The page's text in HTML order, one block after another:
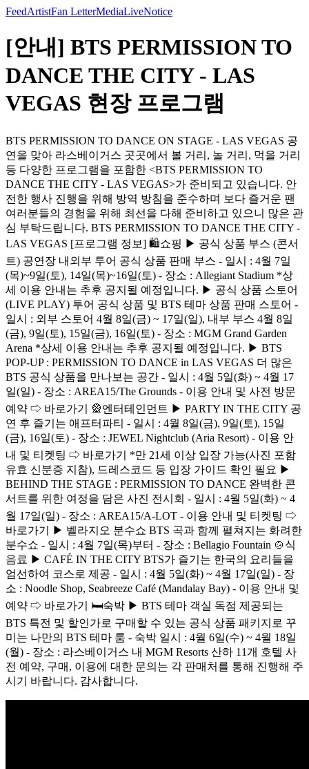
FeedArtistFan LetterMediaLiveNotice
[안내] BTS PERMISSION TO
DANCE THE CITY - LAS
VEGAS 현장 프로그램
BTS PERMISSION TO DANCE ON STAGE - LAS VEGAS 공
연을 맞아 라스베이거스 곳곳에서 볼 거리, 놀 거리, 먹을 거리
등 다양한 프로그램을 포함한 <BTS PERMISSION TO
DANCE THE CITY - LAS VEGAS>가 준비되고 있습니다. 안
전한 행사 진행을 위해 방역 방침을 준수하며 보다 즐거운 팬
여러분들의 경험을 위해 최선을 다해 준비하고 있으니 많은 관
심 부탁드립니다. BTS PERMISSION TO DANCE THE CITY -
LAS VEGAS [프로그램 정보] 🛍쇼핑 ▶ 공식 상품 부스 (콘서
트) 공연장 내외부 투어 공식 상품 판매 부스 - 일시 : 4월 7일
(목)~9일(토), 14일(목)~16일(토) - 장소 : Allegiant Stadium *상
세 이용 안내는 추후 공지될 예정입니다. ▶ 공식 상품 스토어
(LIVE PLAY) 투어 공식 상품 및 BTS 테마 상품 판매 스토어 -
일시 : 외부 스토어 4월 8일(금) ~ 17일(일), 내부 부스 4월 8일
(금), 9일(토), 15일(금), 16일(토) - 장소 : MGM Grand Garden
Arena *상세 이용 안내는 추후 공지될 예정입니다. ▶ BTS
POP-UP : PERMISSION TO DANCE in LAS VEGAS 더 많은
BTS 공식 상품을 만나보는 공간 - 일시 : 4월 5일(화) ~ 4월 17
일(일) - 장소 : AREA15/The Grounds - 이용 안내 및 사전 방문
예약 ⇨ 바로가기 🎡엔터테인먼트 ▶ PARTY IN THE CITY 공
연 후 즐기는 애프터파티 - 일시 : 4월 8일(금), 9일(토), 15일
(금), 16일(토) - 장소 : JEWEL Nightclub (Aria Resort) - 이용 안
내 및 티켓팅 ⇨ 바로가기 *만 21세 이상 입장 가능(사진 포함
유효 신분증 지참), 드레스코드 등 입장 가이드 확인 필요 ▶
BEHIND THE STAGE : PERMISSION TO DANCE 완벽한 콘
서트를 위한 여정을 담은 사진 전시회 - 일시 : 4월 5일(화) ~ 4
월 17일(일) - 장소 : AREA15/A-LOT - 이용 안내 및 티켓팅 ⇨
바로가기 ▶ 벨라지오 분수쇼 BTS 곡과 함께 펼쳐지는 화려한
분수쇼 - 일시 : 4월 7일(목)부터 - 장소 : Bellagio Fountain 🍲식
음료 ▶ CAFÉ IN THE CITY BTS가 즐기는 한국의 요리들을
엄선하여 코스로 제공 - 일시 : 4월 5일(화) ~ 4월 17일(일) - 장
소 : Noodle Shop, Seabreeze Café (Mandalay Bay) - 이용 안내 및
예약 ⇨ 바로가기 🛏숙박 ▶ BTS 테마 객실 독점 제공되는
BTS 특전 및 할인가로 구매할 수 있는 공식 상품 패키지로 꾸
미는 나만의 BTS 테마 룸 - 숙박 일시 : 4월 6일(수) ~ 4월 18일
(월) - 장소 : 라스베이거스 내 MGM Resorts 산하 11개 호텔 사
전 예약, 구매, 이용에 대한 문의는 각 판매처를 통해 진행해 주
시기 바랍니다. 감사합니다.